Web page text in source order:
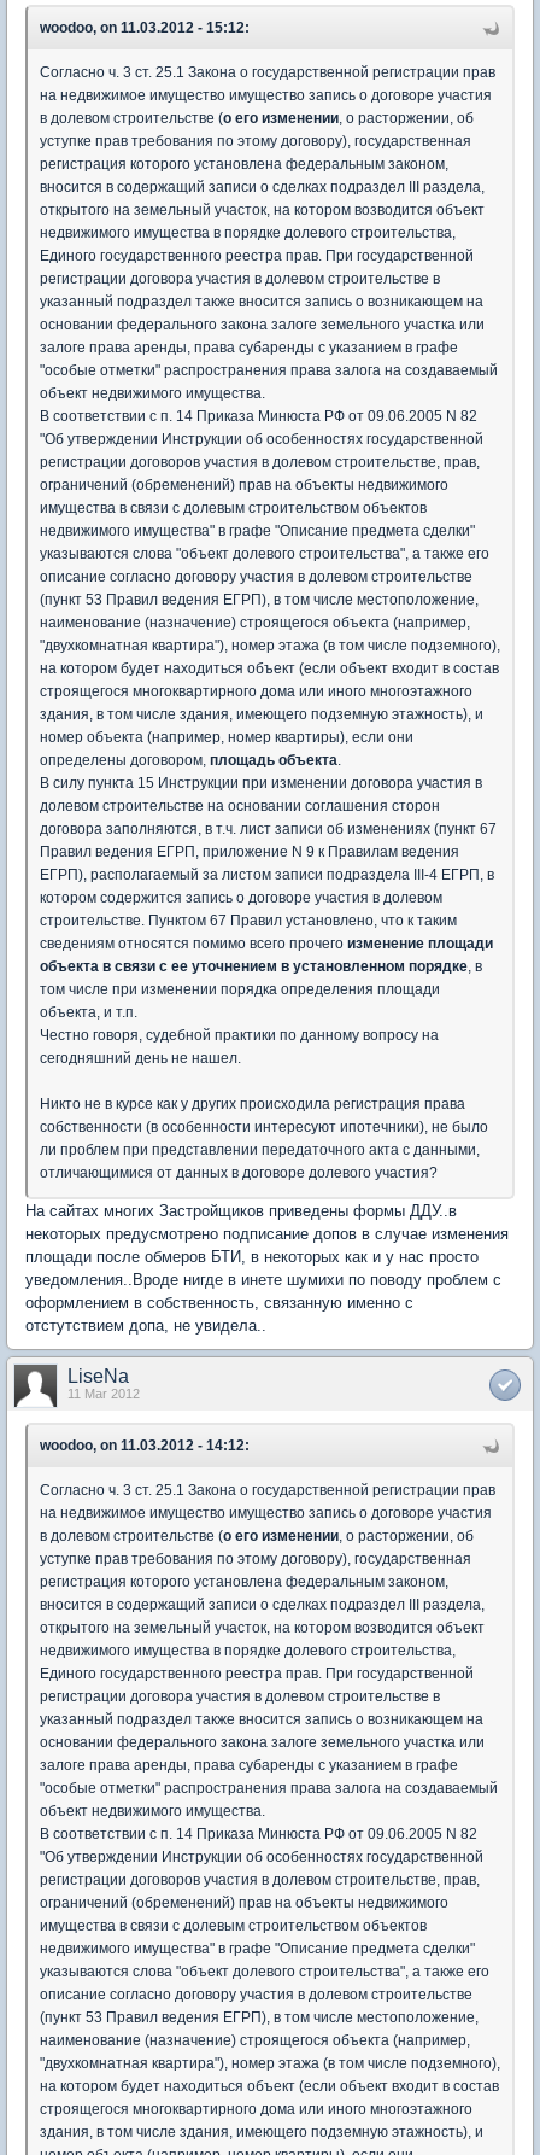
woodoo, on 11.03.2012 - 15:12:
Согласно ч. 3 ст. 25.1 Закона о государственной регистрации прав
на недвижимое имущество имущество запись о договоре участия
в долевом строительстве (о его изменении, о расторжении, об
уступке прав требования по этому договору), государственная
регистрация которого установлена федеральным законом,
вносится в содержащий записи о сделках подраздел III раздела,
открытого на земельный участок, на котором возводится объект
недвижимого имущества в порядке долевого строительства,
Единого государственного реестра прав. При государственной
регистрации договора участия в долевом строительстве в
указанный подраздел также вносится запись о возникающем на
основании федерального закона залоге земельного участка или
залоге права аренды, права субаренды с указанием в графе
"особые отметки" распространения права залога на создаваемый
объект недвижимого имущества.
В соответствии с п. 14 Приказа Минюста РФ от 09.06.2005 N 82
"Об утверждении Инструкции об особенностях государственной
регистрации договоров участия в долевом строительстве, прав,
ограничений (обременений) прав на объекты недвижимого
имущества в связи с долевым строительством объектов
недвижимого имущества" в графе "Описание предмета сделки"
указываются слова "объект долевого строительства", а также его
описание согласно договору участия в долевом строительстве
(пункт 53 Правил ведения ЕГРП), в том числе местоположение,
наименование (назначение) строящегося объекта (например,
"двухкомнатная квартира"), номер этажа (в том числе подземного),
на котором будет находиться объект (если объект входит в состав
строящегося многоквартирного дома или иного многоэтажного
здания, в том числе здания, имеющего подземную этажность), и
номер объекта (например, номер квартиры), если они
определены договором, площадь объекта.
В силу пункта 15 Инструкции при изменении договора участия в
долевом строительстве на основании соглашения сторон
договора заполняются, в т.ч. лист записи об изменениях (пункт 67
Правил ведения ЕГРП, приложение N 9 к Правилам ведения
ЕГРП), располагаемый за листом записи подраздела III-4 ЕГРП, в
котором содержится запись о договоре участия в долевом
строительстве. Пунктом 67 Правил установлено, что к таким
сведениям относятся помимо всего прочего изменение площади
объекта в связи с ее уточнением в установленном порядке, в
том числе при изменении порядка определения площади
объекта, и т.п.
Честно говоря, судебной практики по данному вопросу на
сегодняшний день не нашел.
Никто не в курсе как у других происходила регистрация права
собственности (в особенности интересуют ипотечники), не было
ли проблем при представлении передаточного акта с данными,
отличающимися от данных в договоре долевого участия?
На сайтах многих Застройщиков приведены формы ДДУ..в
некоторых предусмотрено подписание допов в случае изменения
площади после обмеров БТИ, в некоторых как и у нас просто
уведомления..Вроде нигде в инете шумихи по поводу проблем с
оформлением в собственность, связанную именно с
отстутствием допа, не увидела..
LiseNa
11 Mar 2012
woodoo, on 11.03.2012 - 14:12:
Согласно ч. 3 ст. 25.1 Закона о государственной регистрации прав
на недвижимое имущество имущество запись о договоре участия
в долевом строительстве (о его изменении, о расторжении, об
уступке прав требования по этому договору), государственная
регистрация которого установлена федеральным законом,
вносится в содержащий записи о сделках подраздел III раздела,
открытого на земельный участок, на котором возводится объект
недвижимого имущества в порядке долевого строительства,
Единого государственного реестра прав. При государственной
регистрации договора участия в долевом строительстве в
указанный подраздел также вносится запись о возникающем на
основании федерального закона залоге земельного участка или
залоге права аренды, права субаренды с указанием в графе
"особые отметки" распространения права залога на создаваемый
объект недвижимого имущества.
В соответствии с п. 14 Приказа Минюста РФ от 09.06.2005 N 82
"Об утверждении Инструкции об особенностях государственной
регистрации договоров участия в долевом строительстве, прав,
ограничений (обременений) прав на объекты недвижимого
имущества в связи с долевым строительством объектов
недвижимого имущества" в графе "Описание предмета сделки"
указываются слова "объект долевого строительства", а также его
описание согласно договору участия в долевом строительстве
(пункт 53 Правил ведения ЕГРП), в том числе местоположение,
наименование (назначение) строящегося объекта (например,
"двухкомнатная квартира"), номер этажа (в том числе подземного),
на котором будет находиться объект (если объект входит в состав
строящегося многоквартирного дома или иного многоэтажного
здания, в том числе здания, имеющего подземную этажность), и